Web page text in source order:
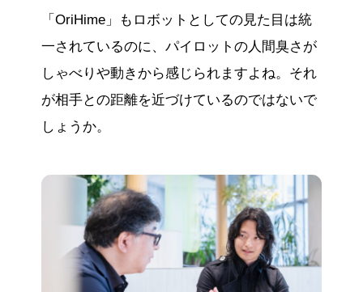
「OriHime」もロボットとしての見た目は統
一されているのに、パイロットの人間臭さが
しゃべりや動きから感じられますよね。それ
が相手との距離を近づけているのではないで
しょうか。